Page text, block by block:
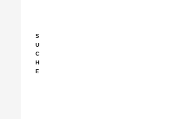
S
U
C
H
E